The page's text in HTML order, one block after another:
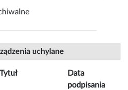
uchylane
Tytuł
Data
podpisania